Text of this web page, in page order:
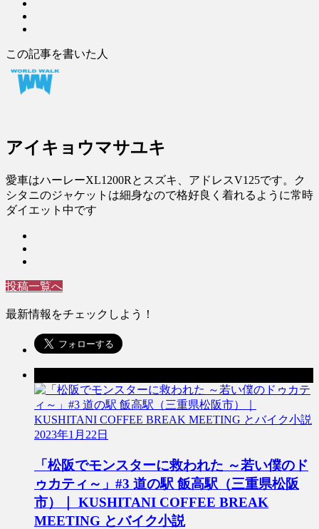
この記事を書いた人
アイキョウマサユキ
愛車はハーレーXL1200Rとスズキ、アドレスV125です。ク
シタニのジャケットは細身なので格好良く着れるように常時
ダイエット中です
投稿一覧へ
最新情報をチェックしよう！
2023年1月22日
「松阪でモンスターに救われた ～若い僕のド
ゥカティ～」#3 道の駅 飯高駅（三重県松阪
市）｜ KUSHITANI COFFEE BREAK
MEETING とバイク小説